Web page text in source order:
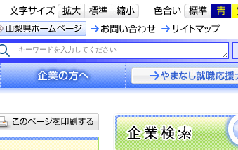
企業の方へ
やまなし就職応援
ナビ